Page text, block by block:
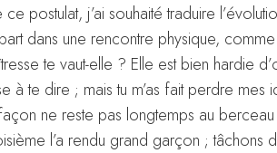
postulat, j’ai souhaité traduire
dans une rencontre physique,
te vaut-elle ? Elle est bien hardie
te dire ; mais tu m’as fait perdre mes
ne reste pas longtemps au
l’a rendu grand garçon ; tâchons